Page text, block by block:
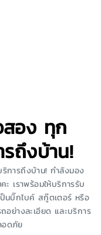
สอง ทุก
ถึงบ้าน!
การถึงบ้าน! กำลังมอง
ะ เราพร้อมให้บริการรับ
นบิ๊กไบค์ สกู๊ตเตอร์ หรือ
อย่างละเอียด และบริการ
อดภัย